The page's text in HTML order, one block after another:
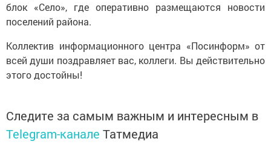
блок «Село», где оперативно размещаются новости
поселений района.
Коллектив информационного центра «Посинформ» от
всей души поздравляет вас, коллеги. Вы действительно
этого достойны!
Следите за самым важным и интересным в
Telegram-канале Татмедиа